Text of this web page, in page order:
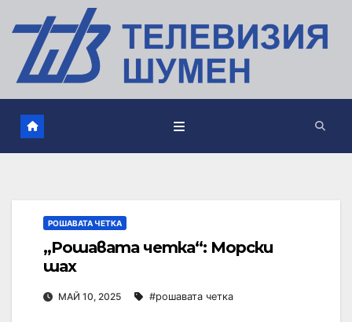
РОШАВАТА ЧЕТКА
„Рошавата четка“: Морски
шах
МАЙ 10, 2025 #рошавата четка